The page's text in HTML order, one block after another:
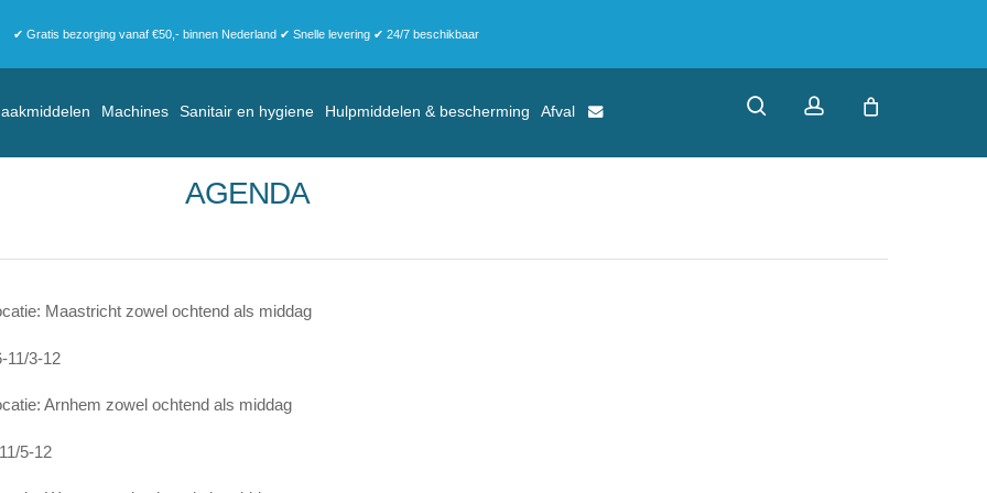
✔ Gratis bezorging vanaf €50,- binnen Nederland ✔ Snelle levering ✔ 24/7 beschikbaar
Machines Sanitair en hygiene Hulpmiddelen & bescherming Afval searchaccount
AGENDA
Maastricht zowel ochtend als middag
11/3-12
Arnhem zowel ochtend als middag
5-12